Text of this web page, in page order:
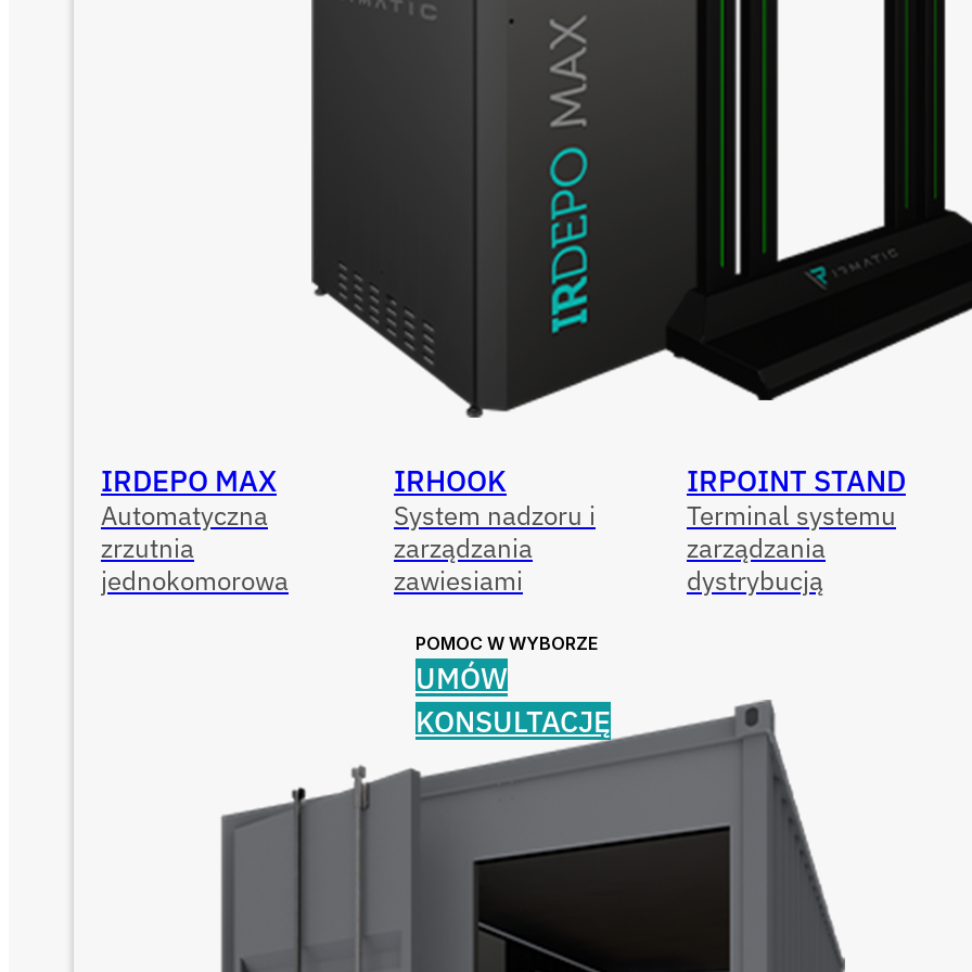
IRDEPO MAX
Automatyczna
zrzutnia
jednokomorowa
IRHOOK
System nadzoru i
zarządzania
zawiesiami
IRPOINT STAND
Terminal systemu
zarządzania
dystrybucją
POMOC W WYBORZE
UMÓW
KONSULTACJĘ